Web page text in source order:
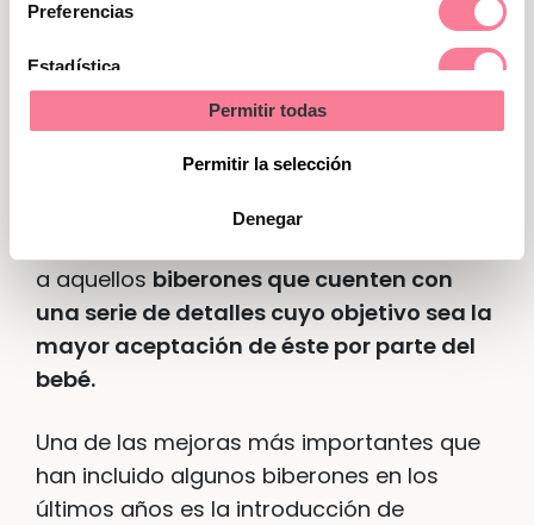
Preferencias
Estadística
Permitir todas
Permitir la selección
Denegar
Qué es y cómo elegir un buen
biberón anticólicos
posible, ya que el bebé no se adapta bien
al pecho de la madre. En ese caso
a aquellos biberones que cuenten con
una serie de detalles cuyo objetivo sea la
mayor aceptación de éste por parte del
bebé.
Una de las mejoras más importantes que
han incluido algunos biberones en los
últimos años es la introducción de